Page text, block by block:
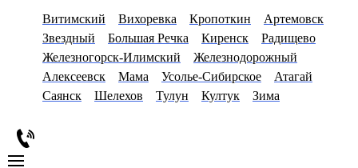
Витимский Вихоревка Кропоткин
Артемовск
Звездный
Большая Речка Киренск
Радищево
Железногорск-Илимский
Железнодорожный
Алексеевск
Мама Усолье-Сибирское
Атагай
Саянск
Шелехов Тулун Култук Зима